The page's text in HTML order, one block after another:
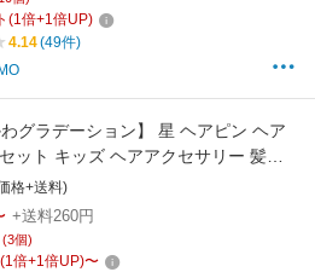
ヘアアレンジ yuyumo
(1倍+1倍UP)
4.14(49件)
わグラデーション】 星 ヘアピン ヘア
ット キッズ ヘアアクセサリー 髪飾
い 絡まない ダンス 発表会 子供 こ
ニア ポニーテール ツインテール かわ
ラ YUYUMO
格+送料)
+送料260円
個)
(1倍+1倍UP)〜